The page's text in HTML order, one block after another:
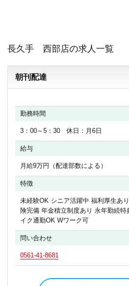
長久手 西部店の求人一覧
朝刊配達
勤務時間
3：00～5：30 休日：月6日
給与
月給9万円（配達部数による）
特徴
未経験OK シニア活躍中 福利厚生あ
険完備 年金積立制度あり 永年勤続
イク通勤OK Wワーク可
問い合わせ
0561-41-8681